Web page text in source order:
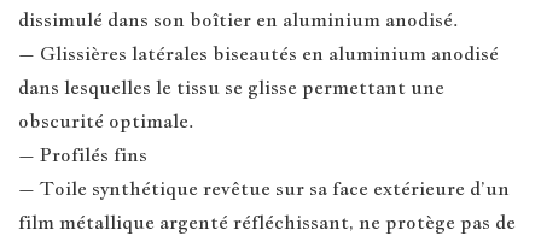
dissimulé dans son boîtier en aluminium anodisé.
– Glissières latérales biseautés en aluminium anodisé
dans lesquelles le tissu se glisse permettant une
obscurité optimale.
– Profilés fins
– Toile synthétique revêtue sur sa face extérieure d’un
film métallique argenté réfléchissant, ne protège pas de